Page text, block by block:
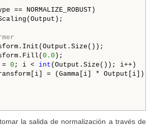
== NORMALIZE_ROBUST)
0.0 );
0 ; i < int (Output.Size()); i++)
= (Gamma[i] * Output[i])
la salida de normalización a través de